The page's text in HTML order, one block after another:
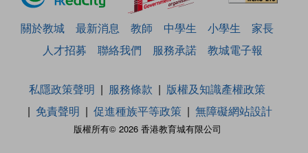
關於教城 最新消息 教師 中學生 小學生
家長
人才招募
聯絡我們 服務承諾 教城電子報
版權所有© 2026 香港教育城有限公司
私隱政策聲明 服務條款
版權及知識產權政策
免責聲明
促進種族平等政策 無障礙網站設計